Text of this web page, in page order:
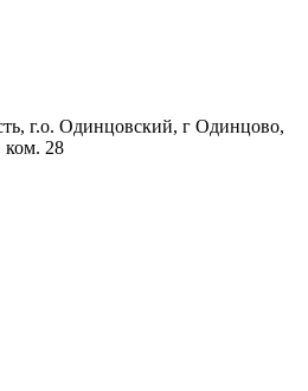
г.о. Одинцовский, г Одинцово,
ком. 28